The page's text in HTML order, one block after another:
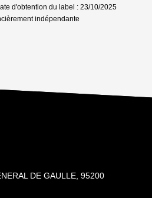
d'obtention du label : 23/10/2025
indépendante
DE GAULLE, 95200